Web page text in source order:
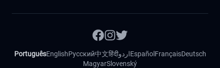
PortuguêsEnglishРусский中文हिंदीاردوEspañol FrançaisDeutsch
MagyarSlovenský